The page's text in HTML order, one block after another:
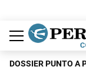
Política
Economía
Judiciales
Sociedad
Cultura
Espectáculos
Deportes
Protagonistas
DOSSIER PUNTO A